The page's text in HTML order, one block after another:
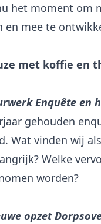
het moment om
en mee te
met koffie en
Enquête en
gehouden
Wat vinden wij
Welke
worden?
opzet